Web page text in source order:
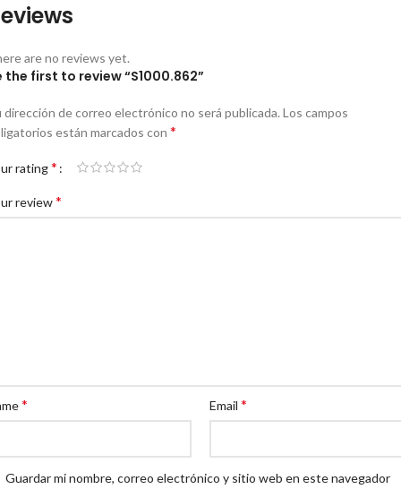
are no reviews yet.
the first to review “S1000.862”
dirección de correo electrónico no será publicada. Los campos
están marcados con *
rating*
review*
* Email *
Guardar mi nombre, correo electrónico y sitio web en este navegador